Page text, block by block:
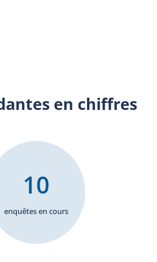
en chiffres
enquêtes en cours
10